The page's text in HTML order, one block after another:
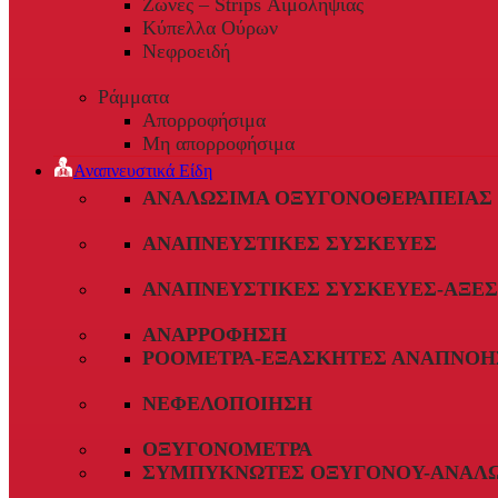
Ζώνες – Strips Αιμοληψίας
Κύπελλα Ούρων
Νεφροειδή
Ράμματα
Απορροφήσιμα
Μη απορροφήσιμα
Αναπνευστικά Είδη
ΑΝΑΛΏΣΙΜΑ ΟΞΥΓΟΝΟΘΕΡΑΠΕΊΑΣ
ΑΝΑΠΝΕΥΣΤΙΚΈΣ ΣΥΣΚΕΥΈΣ
ΑΝΑΠΝΕΥΣΤΙΚΈΣ ΣΥΣΚΕΥΈΣ-
ΑΝΑΡΡΌΦΗΣΗ
ΡΟΌΜΕΤΡΑ-ΕΞΑΣΚΗΤΈΣ
ΝΕΦΕΛΟΠΟΊΗΣΗ
ΟΞΥΓΟΝΌΜΕΤΡΑ
ΣΥΜΠΥΚΝΩΤΈΣ ΟΞΥΓΌΝΟΥ-